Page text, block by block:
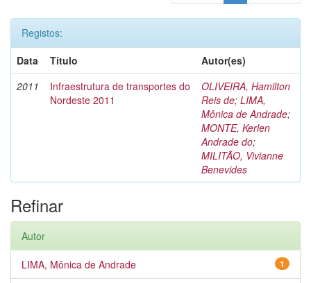
Registos:
Data
Título
Autor(es)
2011
Infraestrutura de transportes do
Nordeste 2011
OLIVEIRA, Hamilton
Reis de; LIMA,
Mônica de Andrade;
MONTE, Kerlen
Andrade do;
MILITÃO, Vivianne
Benevides
Refinar
Autor
1
LIMA, Mônica de Andrade